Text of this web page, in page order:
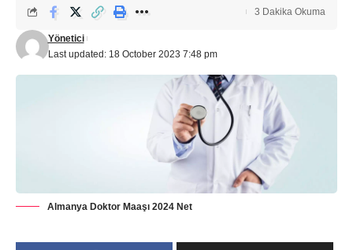
Last updated: 18 October 2023 7:48 pm
Yönetici
3 Dakika Okuma
Almanya Doktor Maaşı 2024 Net